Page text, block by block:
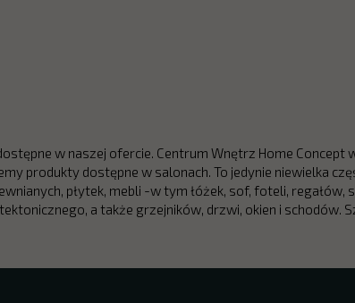
w naszej ofercie. Centrum Wnętrz Home
produkty dostępne w salonach. To jedynie niewielka
płytek, mebli -w tym łóżek, sof, foteli,
a także grzejników, drzwi, okien i